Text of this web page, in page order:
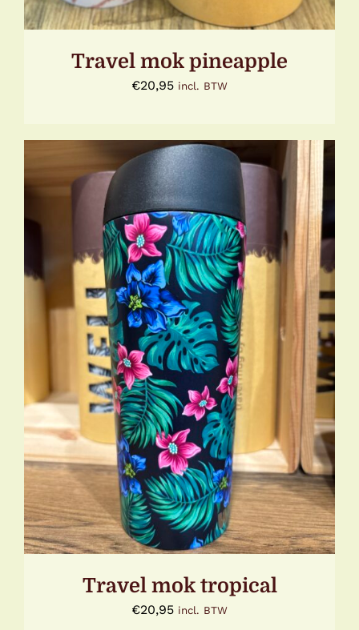
Travel mok pineapple
€20,95 incl. BTW
TOEVOEGEN AAN WINKELWAGEN
/
DETAILS
Travel mok tropical
€20,95 incl. BTW